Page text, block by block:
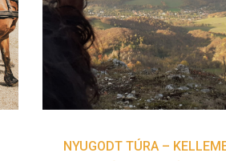
NYUGODT TÚRA –